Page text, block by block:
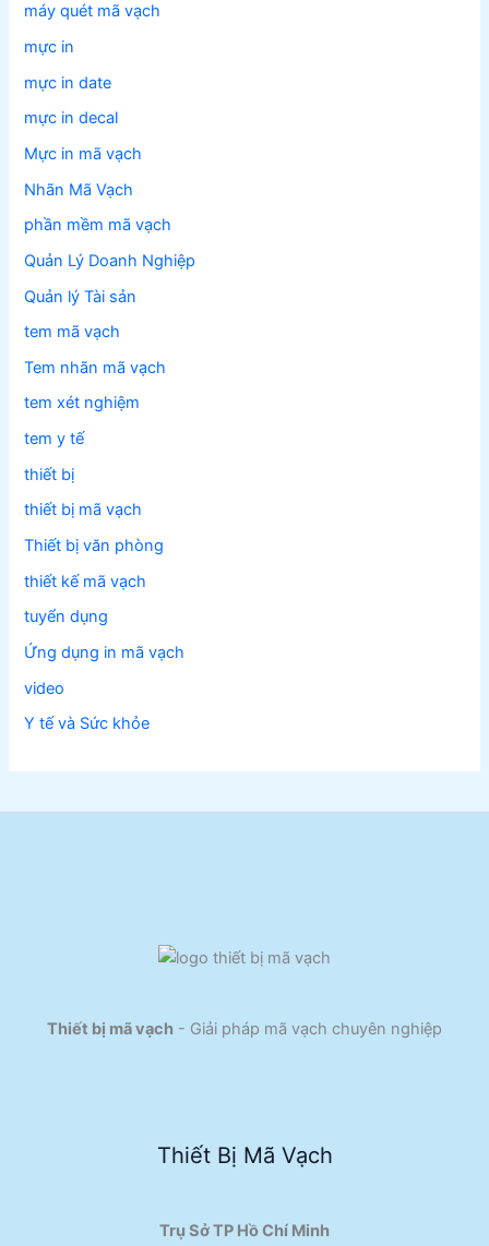
máy quét mã vạch
mực in
mực in date
mực in decal
Mực in mã vạch
Nhãn Mã Vạch
phần mềm mã vạch
Quản Lý Doanh Nghiệp
Quản lý Tài sản
tem mã vạch
Tem nhãn mã vạch
tem xét nghiệm
tem y tế
thiết bị
thiết bị mã vạch
Thiết bị văn phòng
thiết kế mã vạch
tuyển dụng
Ứng dụng in mã vạch
video
Y tế và Sức khỏe
Thiết bị mã vạch - Giải pháp mã vạch chuyên nghiệp
Thiết Bị Mã Vạch
Trụ Sở TP Hồ Chí Minh